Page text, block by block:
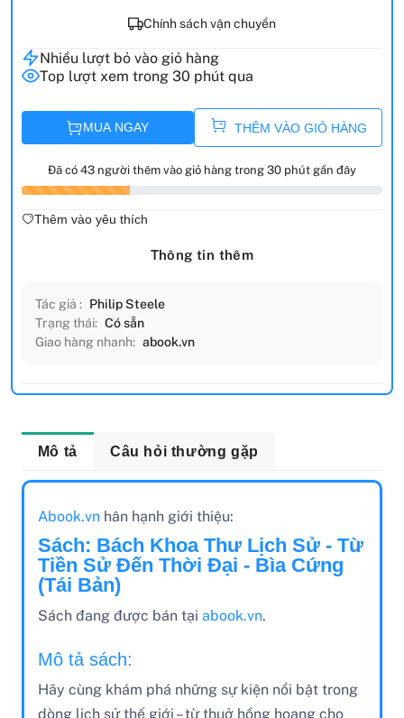
Chính sách vận chuyển
Nhiều lượt bỏ vào giỏ hàng
Top lượt xem trong 30 phút qua
MUA NGAY THÊM VÀO GIỎ HÀNG
Đã có 43 người thêm vào giỏ hàng trong 30 phút gần đây
Thêm vào yêu thích
Thông tin thêm
Tác giả : Philip Steele
Trạng thái: Có sẵn
Giao hàng nhanh: abook.vn
Mô tả Câu hỏi thường gặp
Abook.vnhân hạnh giới thiệu:
Sách: Bách Khoa Thư Lịch Sử - Từ
Tiền Sử Đến Thời Đại - Bìa Cứng
(Tái Bản)
Sách đang được bán tại abook.vn.
Mô tả sách:
Hãy cùng khám phá những sự kiện nổi bật trong
dòng lịch sử thế giới – từ thuở hồng hoang cho